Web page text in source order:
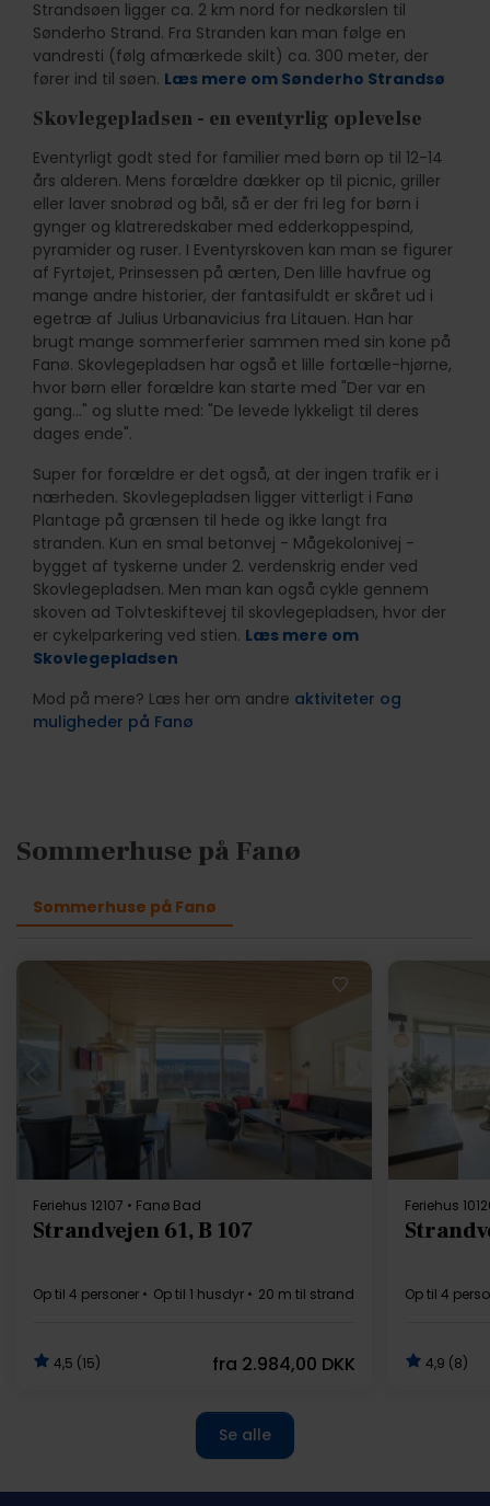
Strandsøen ligger ca. 2 km nord for nedkørslen til
Sønderho Strand. Fra Stranden kan man følge en
vandresti (følg afmærkede skilt) ca. 300 meter, der
fører ind til søen. Læs mere om Sønderho Strandsø
Skovlegepladsen - en eventyrlig oplevelse
Eventyrligt godt sted for familier med børn op til 12-14
års alderen. Mens forældre dækker op til picnic, griller
eller laver snobrød og bål, så er der fri leg for børn i
gynger og klatreredskaber med edderkoppespind,
pyramider og ruser. I Eventyrskoven kan man se figurer
af Fyrtøjet, Prinsessen på ærten, Den lille havfrue og
mange andre historier, der fantasifuldt er skåret ud i
egetræ af Julius Urbanavicius fra Litauen. Han har
brugt mange sommerferier sammen med sin kone på
Fanø. Skovlegepladsen har også et lille fortælle-hjørne,
hvor børn eller forældre kan starte med "Der var en
gang..." og slutte med: "De levede lykkeligt til deres
dages ende".
Super for forældre er det også, at der ingen trafik er i
nærheden. Skovlegepladsen ligger vitterligt i Fanø
Plantage på grænsen til hede og ikke langt fra
stranden. Kun en smal betonvej - Mågekolonivej -
bygget af tyskerne under 2. verdenskrig ender ved
Skovlegepladsen. Men man kan også cykle gennem
skoven ad Tolvteskiftevej til skovlegepladsen, hvor der
er cykelparkering ved stien. Læs mere om
Skovlegepladsen
Mod på mere? Læs her om andre aktiviteter og
muligheder på Fanø
Sommerhuse på Fanø
Sommerhuse på Fanø
Indlæser...
Feriehus 12107 • Fanø Bad
Strandvejen 61, B 107
Op til 4 personer Op til 1 husdyr 20 m til strand 2 soverum
4,5 (15) fra 2.984,00 DKK
Feriehus
Op til 4
4,9 (8)
Se alle